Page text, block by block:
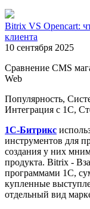
Bitrix VS Opencart:
клиента
10 сентября 2025
Сравнение CMS
Web
Популярность,
Интеграция с 1С,
1С-Битрикс
инструментов для
создания у них
продукта. Bitrix -
программами 1С,
купленные
отдельный вид